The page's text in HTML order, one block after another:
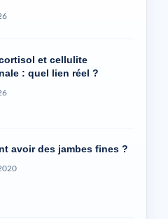
et cellulite
: quel lien réel ?
avoir des jambes fines ?